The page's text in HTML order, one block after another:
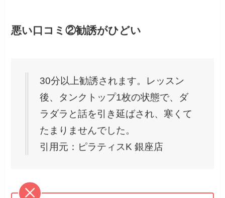
悪い口コミ②勧誘がひどい
30分以上勧誘されます。レッスン
後、タンクトップ1枚の状態で、ダ
ラダラと話を引き延ばされ、寒くて
たまりませんでした。
引用元：ピラティスK 銀座店